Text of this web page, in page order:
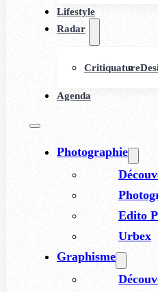
Lifestyle
Radar
Critiquature
Agenda
Photographie
Edito
Urbex
Graphisme